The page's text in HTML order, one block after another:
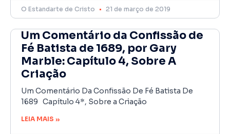
O Estandarte de Cristo 21 de março de 2019
Um Comentário da Confissão de
Fé Batista de 1689, por Gary
Marble: Capítulo 4, Sobre A
Criação
Um Comentário Da Confissão De Fé Batista De
1689 Capítulo 4*, Sobre a Criação
LEIA MAIS »